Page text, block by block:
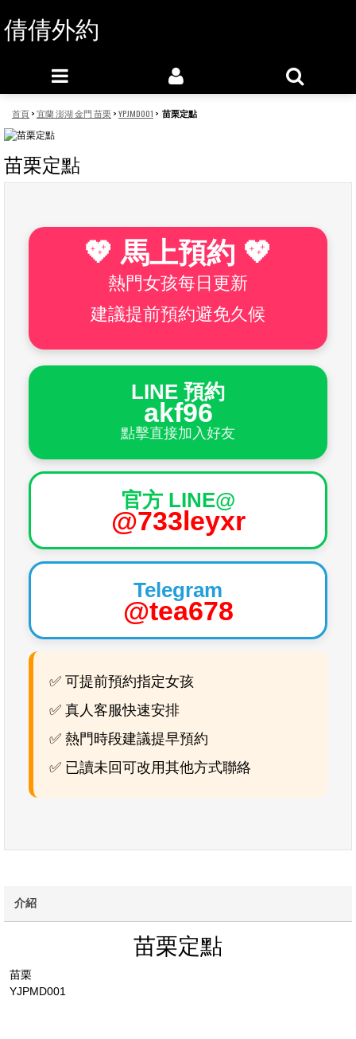
倩倩外約
首頁>宜蘭 澎湖 金門 苗栗>YPJMD001 > 苗栗定點
苗栗定點
💖 馬上預約 💖
熱門女孩每日更新
建議提前預約避免久候
LINE 預約
akf96
點擊直接加入好友
官方 LINE@
@733leyxr
Telegram
@tea678
✅ 可提前預約指定女孩
✅ 真人客服快速安排
✅ 熱門時段建議提早預約
✅ 已讀未回可改用其他方式聯絡
介紹
苗栗定點
苗栗
YJPMD001